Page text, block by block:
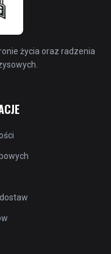
życia oraz radzenia